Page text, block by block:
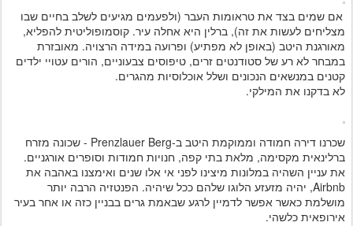
אם שמים בצד את טראומות העבר (ולפעמים מגיעים לשלב בחיים שבו
מצליחים לעשות את זה), ברלין היא אחלה עיר. קוסמופוליטית להפליא,
מאורגנת היטב (באופן לא מפתיע) ופרועה במידה הרצויה. מאובזרת
במבחר לא רע של סטודנטים זרים, טיפוסים צבעוניים, הורים עטויי ילדים
קטנים במנשאים הנכונים ושלל אוכלוסיות מהגרים.
לא בדקנו את המילקי.
שכרנו דירה חמודה וממוקמת היטב ב-Prenzlauer Berg - שכונה מזרח
ברלינאית מקסימה, מלאת בתי קפה, חנויות חמודות וסופרים אורגניים.
את עניין השהיה במלונות מיצינו לפני אי אלו שנים ואימצנו באהבה את
Airbnb, יהיה מזעזע הלוגו שלהם ככל שיהיה. הפנטזיה הרבה יותר
מושלמת כאשר אפשר לדמיין לרגע שבאמת גרים בבניין כזה או אחר בעיר
אירופאית כלשהי.